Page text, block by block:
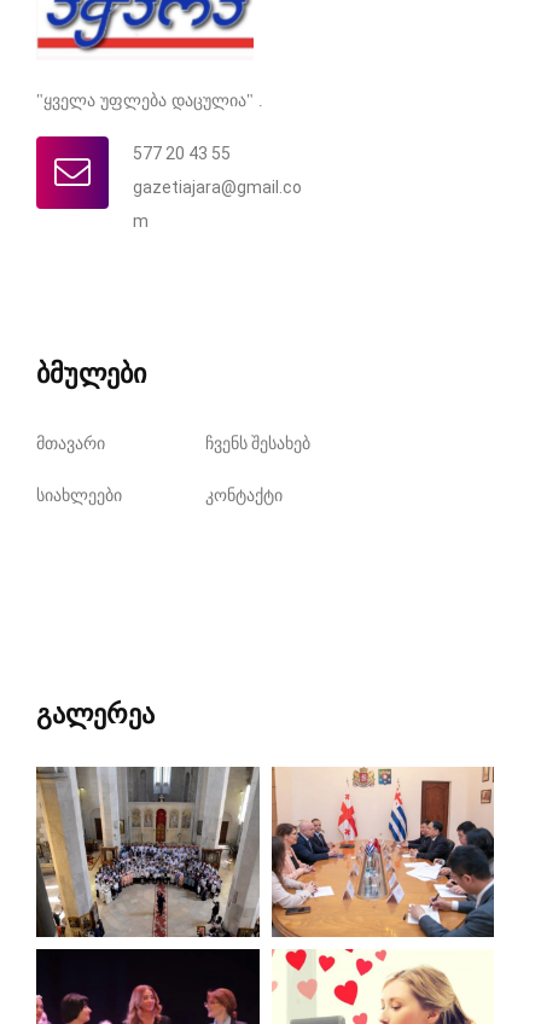
"ყველა უფლება დაცულია" .
577 20 43 55
gazetiajara@gmail.co
m
ბმულები
მთავარი ჩვენს შესახებ
სიახლეები კონტაქტი
გალერეა